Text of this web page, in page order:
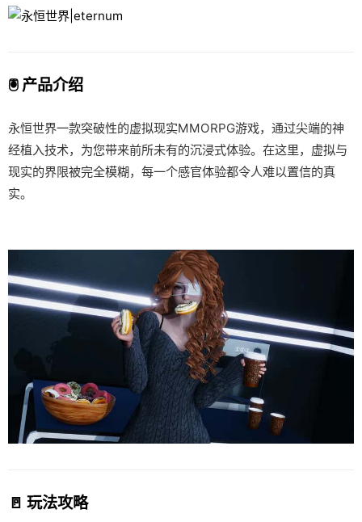
🖲️ 产品介绍
永恒世界一款突破性的虚拟现实MMORPG游戏，通过尖端的神
经植入技术，为您带来前所未有的沉浸式体验。在这里，虚拟与
现实的界限被完全模糊，每一个感官体验都令人难以置信的真
实。
🚪 玩法攻略